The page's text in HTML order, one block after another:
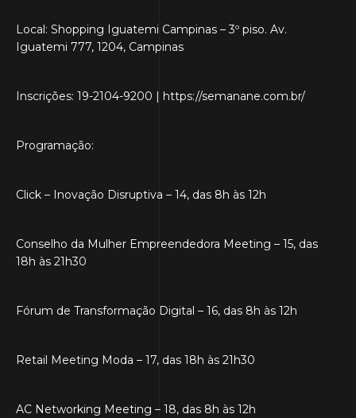
Local: Shopping Iguatemi Campinas – 3º piso. Av.
Iguatemi 777, 1204, Campinas
Inscrições: 19-2104-9200 | https://semanane.com.br/
Programação:
Click – Inovação Disruptiva – 14, das 8h às 12h
Conselho da Mulher Empreendedora Meeting – 15, das
18h às 21h30
Fórum de Transformação Digital – 16, das 8h às 12h
Retail Meeting Moda – 17, das 18h às 21h30
AC Networking Meeting – 18, das 8h às 12h